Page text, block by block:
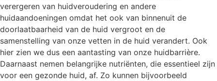
verergeren van huidveroudering en andere
huidaandoeningen omdat het ook van binnenuit de
doorlaatbaarheid van de huid vergroot en de
samenstelling van onze vetten in de huid verandert. Ook
hier zien we dus een aantasting van onze huidbarrière.
Daarnaast nemen belangrijke nutriënten, die essentieel zijn
voor een gezonde huid, af. Zo kunnen bijvoorbeeld